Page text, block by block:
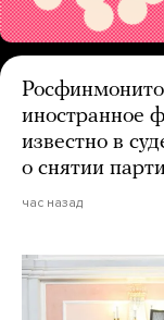
иностранное
известно в
о снятии
час назад